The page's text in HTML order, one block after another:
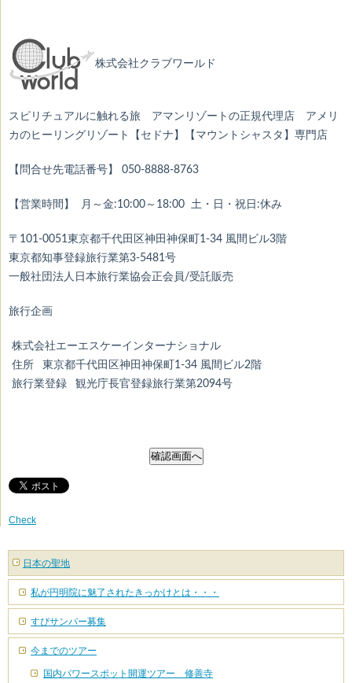
株式会社クラブワールド
スピリチュアルに触れる旅 アマンリゾートの正規代理店 アメリ
カのヒーリングリゾート【セドナ】【マウントシャスタ】専門店
【問合せ先電話番号】 050-8888-8763
【営業時間】 月～金:10:00～18:00 土・日・祝日:休み
〒101-0051東京都千代田区神田神保町1-34 風間ビル3階
東京都知事登録旅行業第3-5481号
一般社団法人日本旅行業協会正会員/受託販売
旅行企画
株式会社エーエスケーインターナショナル
住所 東京都千代田区神田神保町1-34 風間ビル2階
旅行業登録 観光庁長官登録旅行業第2094号
Check
日本の聖地
私が円明院に魅了されたきっかけとは・・・
すぴサンパー募集
今までのツアー
国内パワースポット開運ツアー 修善寺